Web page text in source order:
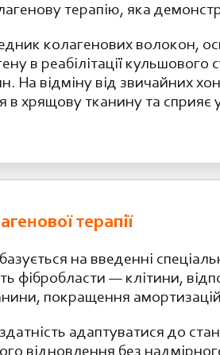
терапію, яка
колагенових волокон,
в реабілітації
На відміну від звичайних
в хрящову тканину та
терапії
на введенні
фібробласти — клітини,
покращення
адаптуватися до
відновлення без